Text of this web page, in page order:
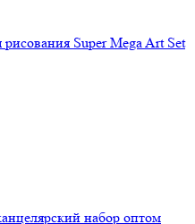
Super Mega Art Set
набор оптом